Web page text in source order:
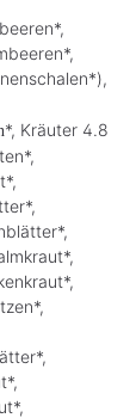
*, Kräuter 4.8